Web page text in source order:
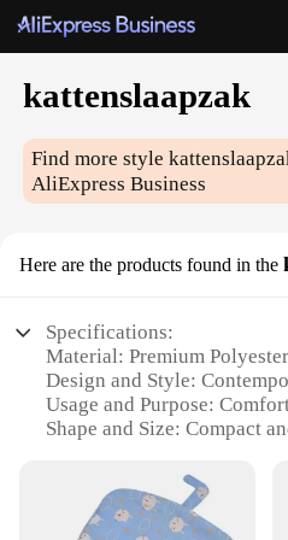
kattenslaapzak
Find more style
AliExpress Business
Here are the products found in the
Specifications:
Material: Premium Polyester
Design and Style:
Usage and Purpose:
Shape and Size: Compact
Parts and Accessories: